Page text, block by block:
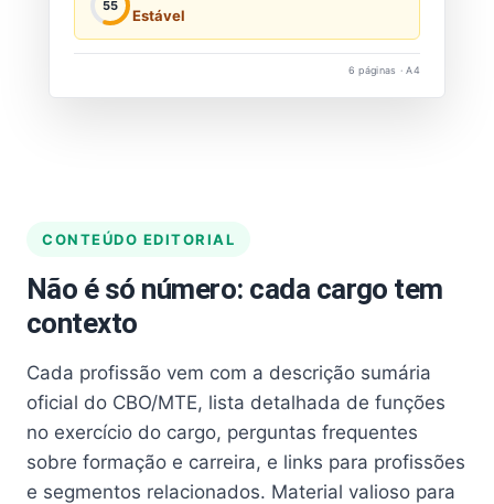
55
Estável
6 páginas · A4
CONTEÚDO EDITORIAL
Não é só número: cada cargo tem
contexto
Cada profissão vem com a descrição sumária
oficial do CBO/MTE, lista detalhada de funções
no exercício do cargo, perguntas frequentes
sobre formação e carreira, e links para profissões
e segmentos relacionados. Material valioso para